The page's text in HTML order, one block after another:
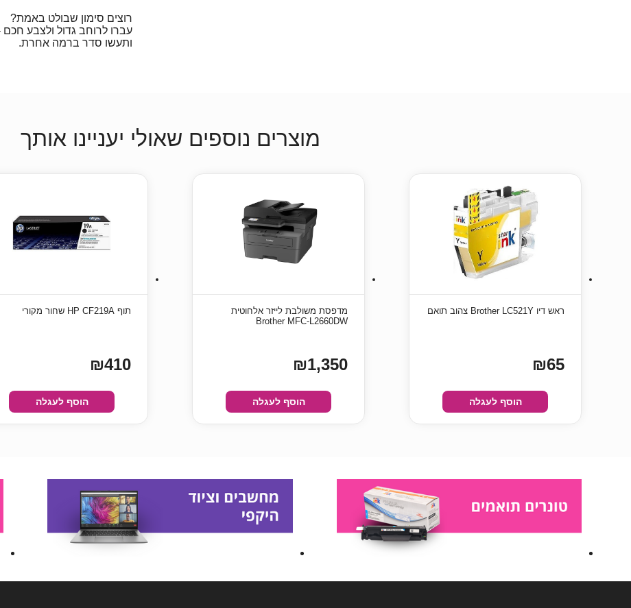
רוצים סימון שבולט באמת?
ותעשו סדר ברמה אחרת.
מוצרים נוספים שאולי יעניינו אותך
ראש דיו Brother LC521Y צהוב תואם
₪65
הוסף לעגלה
מדפסת משולבת לייזר אלחוטית
Brother MFC-L2660DW
₪1,350
הוסף לעגלה
תוף ‏HP CF219A שחור מקורי
₪410
הוסף לעגלה